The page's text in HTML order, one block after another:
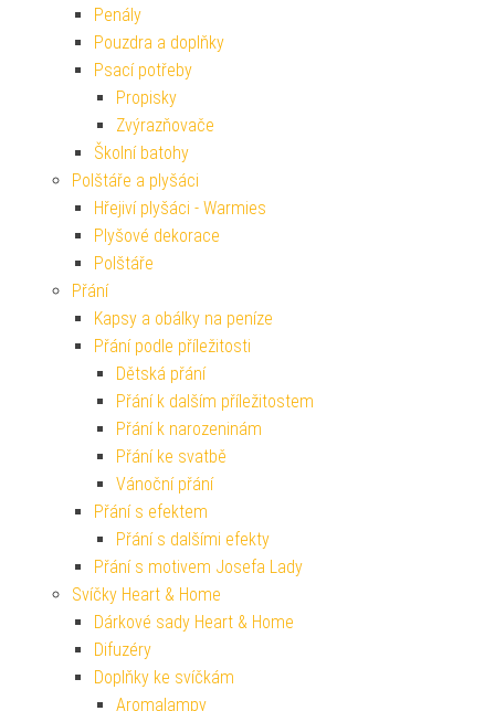
Penály
Pouzdra a doplňky
Psací potřeby
Propisky
Zvýrazňovače
Školní batohy
Polštáře a plyšáci
Hřejiví plyšáci - Warmies
Plyšové dekorace
Polštáře
Přání
Kapsy a obálky na peníze
Přání podle příležitosti
Dětská přání
Přání k dalším příležitostem
Přání k narozeninám
Přání ke svatbě
Vánoční přání
Přání s efektem
Přání s dalšími efekty
Přání s motivem Josefa Lady
Svíčky Heart & Home
Dárkové sady Heart & Home
Difuzéry
Doplňky ke svíčkám
Aromalampy